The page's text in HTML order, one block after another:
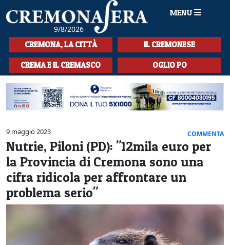
9/8/2026
MENU
HOME
CRONACA
SPORT
LA MUSICA
CULTURA
LA STORIA
SPETTACOLI
L'EDITORIALE
CREMONA, LA CITTÀ IL CREMONESE
CREMA E IL CREMASCO OGLIO PO
9 maggio 2023 COMMENTA
Nutrie, Piloni (PD): "12mila euro per
la Provincia di Cremona sono una
cifra ridicola per affrontare un
problema serio"